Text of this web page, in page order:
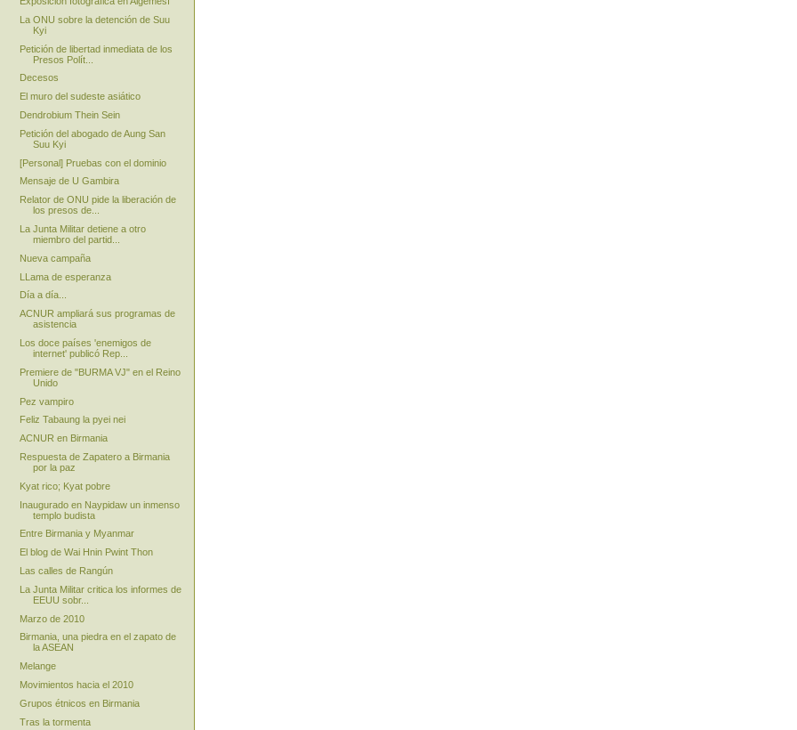
La ONU sobre la detención de Suu
Kyi
Petición de libertad inmediata de los
Presos Polít...
Decesos
El muro del sudeste asiático
Dendrobium Thein Sein
Petición del abogado de Aung San
Suu Kyi
[Personal] Pruebas con el dominio
Mensaje de U Gambira
Relator de ONU pide la liberación de
los presos de...
La Junta Militar detiene a otro
miembro del partid...
Nueva campaña
LLama de esperanza
Día a día...
ACNUR ampliará sus programas de
asistencia
Los doce países 'enemigos de
internet' publicó Rep...
Premiere de "BURMA VJ" en el Reino
Unido
Pez vampiro
Feliz Tabaung la pyei nei
ACNUR en Birmania
Respuesta de Zapatero a Birmania
por la paz
Kyat rico; Kyat pobre
Inaugurado en Naypidaw un inmenso
templo budista
Entre Birmania y Myanmar
El blog de Wai Hnin Pwint Thon
Las calles de Rangún
La Junta Militar critica los informes de
EEUU sobr...
Marzo de 2010
Birmania, una piedra en el zapato de
la ASEAN
Melange
Movimientos hacia el 2010
Grupos étnicos en Birmania
Tras la tormenta